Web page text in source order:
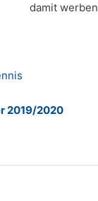
damit werben
2019/2020